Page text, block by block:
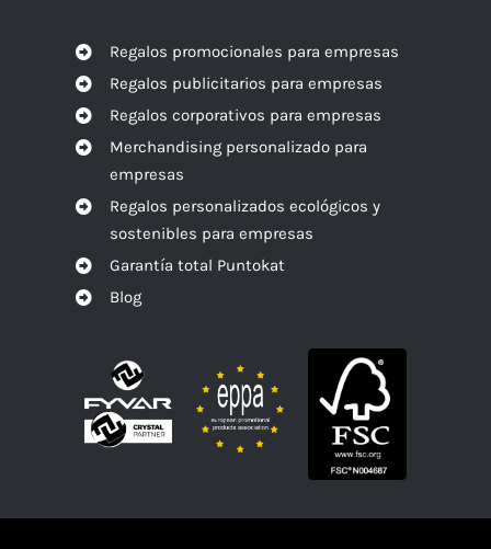
Regalos promocionales para empresas
Regalos publicitarios para empresas
Regalos corporativos para empresas
Merchandising personalizado para
empresas
Regalos personalizados ecológicos y
sostenibles para empresas
Garantía total Puntokat
Blog